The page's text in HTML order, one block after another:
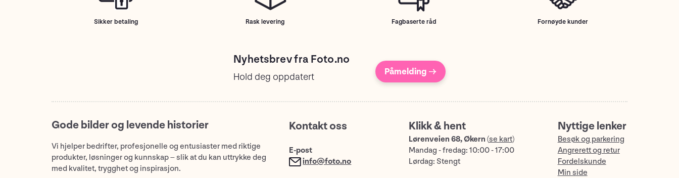
Sikker betaling Rask levering Fagbaserte råd Fornøyde kunder
Nyhetsbrev fra Foto.no
Hold deg oppdatert Påmelding →
Gode bilder og levende historier
Vi hjelper bedrifter, profesjonelle og entusiaster med riktige
produkter, løsninger og kunnskap – slik at du kan uttrykke deg
med kvalitet, trygghet og inspirasjon.
Kontakt oss
E-post
info@foto.no
Klikk & hent
Lørenveien 68, Økern (se kart)
Mandag - fredag: 10:00 - 17:00
Lørdag: Stengt
Nyttige lenker
Besøk og parkering
Angrerett og retur
Fordelskunde
Min side